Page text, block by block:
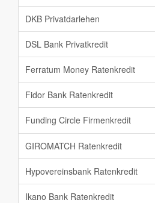
DKB Privatdarlehen
DSL Bank Privatkredit
Ferratum Money Ratenkredit
Fidor Bank Ratenkredit
Funding Circle Firmenkredit
GIROMATCH Ratenkredit
Hypovereinsbank Ratenkredit
Ikano Bank Ratenkredit